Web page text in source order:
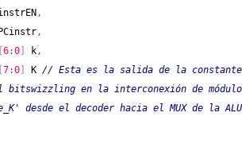
,
,
6:0 k,
7:0 K // Esta es la salida de la
en la interconexión de
desde el decoder hacia el MUX de la ALU